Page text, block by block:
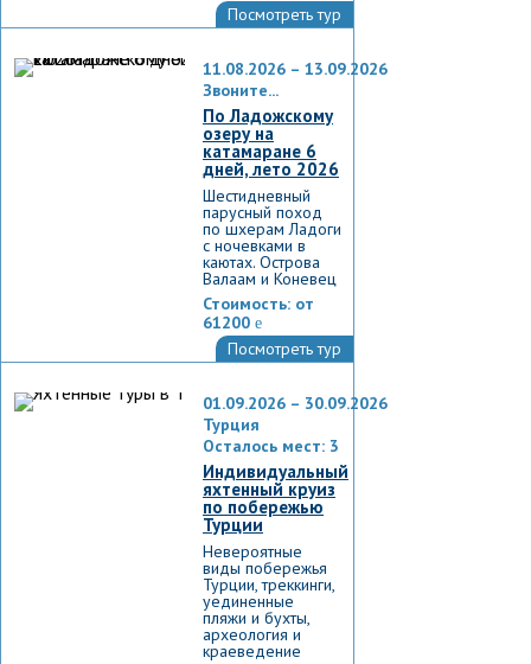
Посмотреть тур
11.08.2026 – 13.09.2026
Звоните...
По Ладожскому
озеру на
катамаране 6
дней, лето 2026
Шестидневный
парусный поход
по шхерам Ладоги
с ночевками в
каютах. Острова
Валаам и Коневец
Стоимость: от
61200 e
Посмотреть тур
01.09.2026 – 30.09.2026
Турция
Осталось мест: 3
Индивидуальный
яхтенный круиз
по побережью
Турции
Невероятные
виды побережья
Турции, треккинги,
уединенные
пляжи и бухты,
археология и
краеведение